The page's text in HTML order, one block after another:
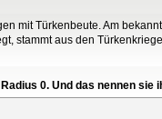
mit Türkenbeute. Am
stammt aus den
0. Und das nennen sie